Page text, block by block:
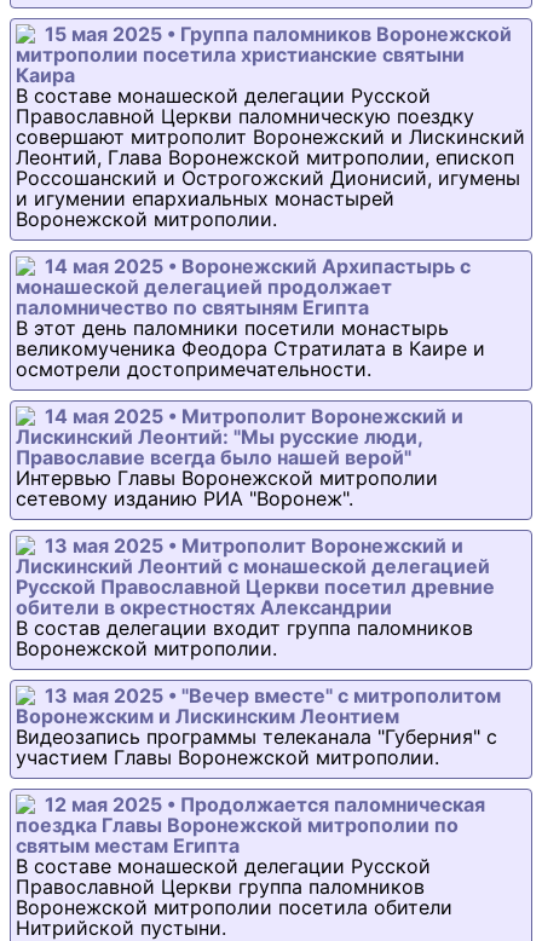
15 мая 2025 • Группа паломников Воронежской
митрополии посетила христианские святыни
Каира
В составе монашеской делегации Русской
Православной Церкви паломническую поездку
совершают митрополит Воронежский и Лискинский
Леонтий, Глава Воронежской митрополии, епископ
Россошанский и Острогожский Дионисий, игумены
и игумении епархиальных монастырей
Воронежской митрополии.
14 мая 2025 • Воронежский Архипастырь с
монашеской делегацией продолжает
паломничество по святыням Египта
В этот день паломники посетили монастырь
великомученика Феодора Стратилата в Каире и
осмотрели достопримечательности.
14 мая 2025 • Митрополит Воронежский и
Лискинский Леонтий: "Мы русские люди,
Православие всегда было нашей верой"
Интервью Главы Воронежской митрополии
сетевому изданию РИА "Воронеж".
13 мая 2025 • Митрополит Воронежский и
Лискинский Леонтий с монашеской делегацией
Русской Православной Церкви посетил древние
обители в окрестностях Александрии
В состав делегации входит группа паломников
Воронежской митрополии.
13 мая 2025 • "Вечер вместе" с митрополитом
Воронежским и Лискинским Леонтием
Видеозапись программы телеканала "Губерния" с
участием Главы Воронежской митрополии.
12 мая 2025 • Продолжается паломническая
поездка Главы Воронежской митрополии по
святым местам Египта
В составе монашеской делегации Русской
Православной Церкви группа паломников
Воронежской митрополии посетила обители
Нитрийской пустыни.